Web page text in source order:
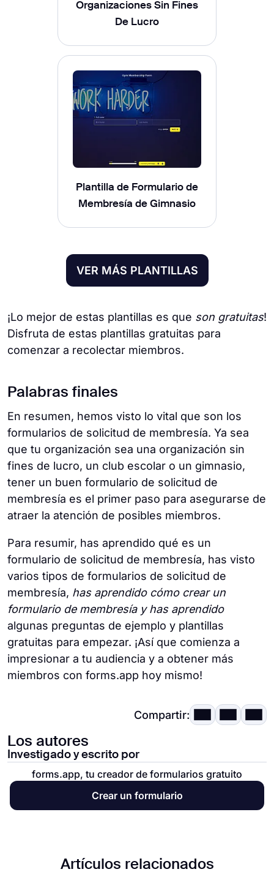
Organizaciones Sin Fines
De Lucro
Plantilla de Formulario de
Membresía de Gimnasio
VER MÁS PLANTILLAS
¡Lo mejor de estas plantillas es que son gratuitas!
Disfruta de estas plantillas gratuitas para
comenzar a recolectar miembros.
Palabras finales
En resumen, hemos visto lo vital que son los
formularios de solicitud de membresía. Ya sea
que tu organización sea una organización sin
fines de lucro, un club escolar o un gimnasio,
tener un buen formulario de solicitud de
membresía es el primer paso para asegurarse de
atraer la atención de posibles miembros.
Para resumir, has aprendido qué es un
formulario de solicitud de membresía, has visto
varios tipos de formularios de solicitud de
membresía, has aprendido cómo crear un
formulario de membresía y has aprendido
algunas preguntas de ejemplo y plantillas
gratuitas para empezar. ¡Así que comienza a
impresionar a tu audiencia y a obtener más
miembros con forms.app hoy mismo!
Compartir:
Los autores
Investigado y escrito por
forms.app, tu creador de formularios gratuito
Crear un formulario
Artículos relacionados